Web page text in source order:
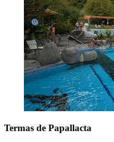
Termas de Papallacta